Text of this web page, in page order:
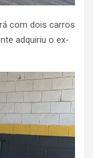
com dois carros
adquiriu o ex-